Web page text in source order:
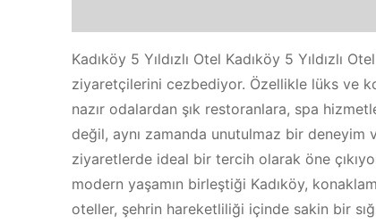
Kadıköy 5 Yıldızlı Otel Kadıköy 5 Yıldızlı
ziyaretçilerini cezbediyor. Özellikle lüks ve
nazır odalardan şık restoranlara, spa
değil, aynı zamanda unutulmaz bir deneyim
ziyaretlerde ideal bir tercih olarak öne
modern yaşamın birleştiği Kadıköy,
oteller, şehrin hareketliliği içinde sakin bir